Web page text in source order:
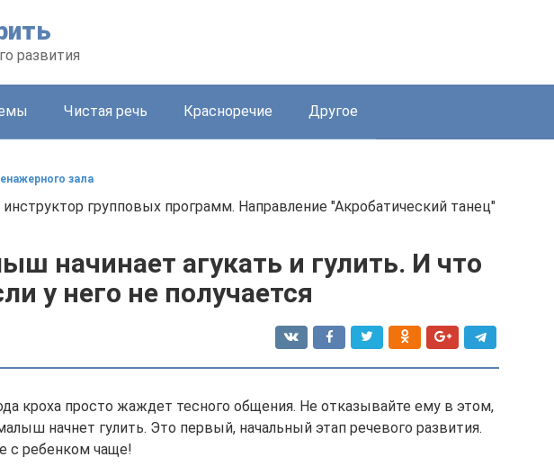
развития
Чистая речь Красноречие Другое
зала
инструктор групповых программ. Направление "Акробатический танец"
начинает агукать и гулить. И что
у него не получается
кроха просто жаждет тесного общения. Не отказывайте ему в этом,
начнет гулить. Это первый, начальный этап речевого развития.
с ребенком чаще!